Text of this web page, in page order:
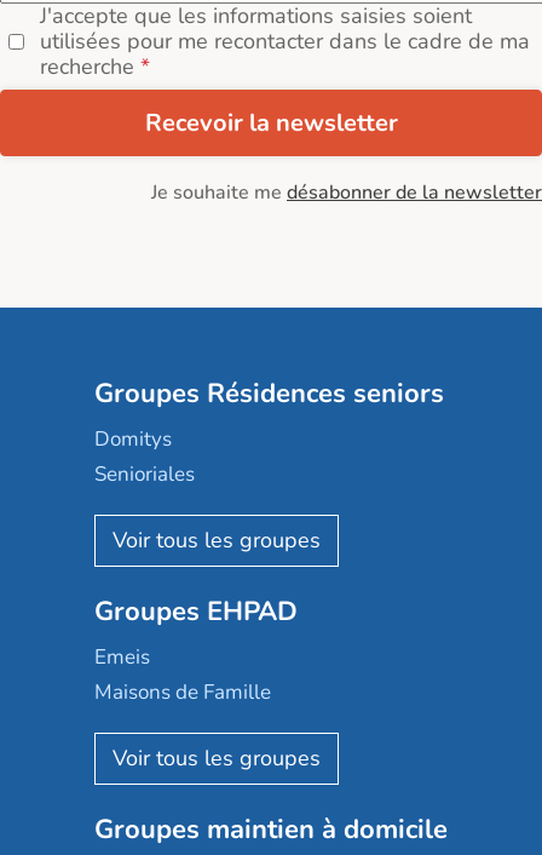
J'accepte que les informations saisies soient
utilisées pour me recontacter dans le cadre de ma
recherche
Recevoir la newsletter
Je souhaite me désabonner de la newsletter
Groupes Résidences seniors
Domitys
Senioriales
Nohée
Les Résidentiels
Mobicap
Domusvi
Happy Senior
Aquarelia
Nexity edenea
Les jardins d'Arcadie
Groupes EHPAD
Emeis
Maisons de Famille
Korian
Emera
Groupe SOS
Groupes maintien à domicile